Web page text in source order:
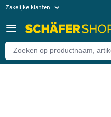
Zakelijke klanten
Particuliere klanten
Terug